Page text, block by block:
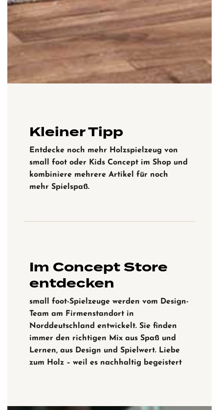
Kleiner Tipp
Entdecke noch mehr Holzspielzeug von
small foot oder Kids Concept im Shop und
kombiniere mehrere Artikel für noch
mehr Spielspaß.
Im Concept Store
entdecken
small foot-Spielzeuge werden vom Design-
Team am Firmenstandort in
Norddeutschland entwickelt. Sie finden
immer den richtigen Mix aus Spaß und
Lernen, aus Design und Spielwert. Liebe
zum Holz – weil es nachhaltig begeistert